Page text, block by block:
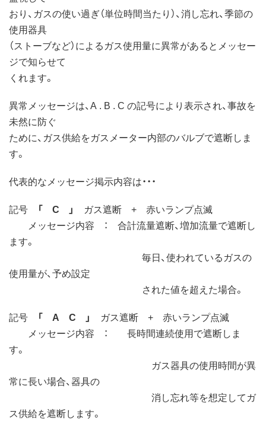
おり、ガスの使い過ぎ（単位時間当たり）、消し忘れ、季節の
使用器具
（ストーブなど）によるガス使用量に異常があるとメッセー
ジで知らせて
くれます。
異常メッセージは、A . B . C の記号により表示され、事故を
未然に防ぐ
ために、ガス供給をガスメーター内部のバルブで遮断しま
す。
代表的なメッセージ掲示内容は・・・
記号
「 C 」
ガス遮断 + 赤いランプ点滅
メッセージ内容 ： 合計流量遮断、増加流量で遮断し
ます。
毎日、使われているガスの
使用量が、予め設定
された値を超えた場合。
記号
「 A C 」
ガス遮断 + 赤いランプ点滅
メッセージ内容 ： 長時間連続使用で遮断しま
す。
ガス器具の使用時間が異
常に長い場合、器具の
消し忘れ等を想定してガ
ス供給を遮断します。